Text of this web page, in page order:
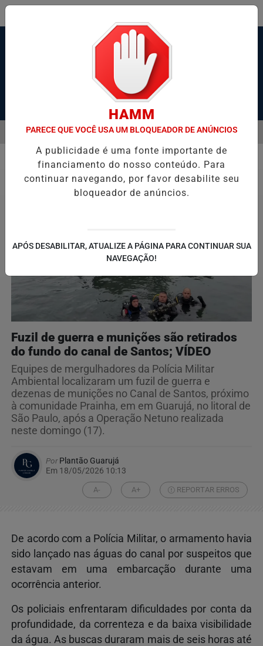
Pesquisar Notícia
TELÕES E EXIBE VÍDEOS PORNOGRÁFICOS NO CEARÁ HOMEM
EM ALTA
MENU
Polícia
Fuzil de guerra e munições são retirados
do fundo do canal de Santos; VÍDEO
Equipes de mergulhadores da Polícia Militar
Ambiental localizaram um fuzil de guerra e
dezenas de munições no Canal de Santos, próximo
à comunidade Prainha, em em Guarujá, no litoral de
São Paulo, após a Operação Netuno realizada
neste domingo (17).
PorPlantão Guarujá
Em 18/05/2026 10:13
A- A+ REPORTAR ERROS
De acordo com a Polícia Militar, o armamento havia
sido lançado nas águas do canal por suspeitos que
estavam em uma embarcação durante uma
ocorrência anterior.
Os policiais enfrentaram dificuldades por conta da
profundidade, da correnteza e da baixa visibilidade
da água. As buscas duraram mais de seis horas até
HAMM
PARECE QUE VOCÊ USA UM BLOQUEADOR DE ANÚNCIOS
A publicidade é uma fonte importante de
financiamento do nosso conteúdo. Para
continuar navegando, por favor desabilite seu
bloqueador de anúncios.
APÓS DESABILITAR, ATUALIZE A PÁGINA PARA CONTINUAR SUA
NAVEGAÇÃO!